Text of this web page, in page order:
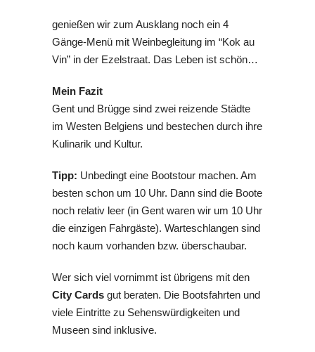
genießen wir zum Ausklang noch ein 4
Gänge-Menü mit Weinbegleitung im “Kok au
Vin” in der Ezelstraat. Das Leben ist schön…
Mein Fazit
Gent und Brügge sind zwei reizende Städte
im Westen Belgiens und bestechen durch ihre
Kulinarik und Kultur.
Tipp: Unbedingt eine Bootstour machen. Am
besten schon um 10 Uhr. Dann sind die Boote
noch relativ leer (in Gent waren wir um 10 Uhr
die einzigen Fahrgäste). Warteschlangen sind
noch kaum vorhanden bzw. überschaubar.
Wer sich viel vornimmt ist übrigens mit den
City Cards gut beraten. Die Bootsfahrten und
viele Eintritte zu Sehenswürdigkeiten und
Museen sind inklusive.